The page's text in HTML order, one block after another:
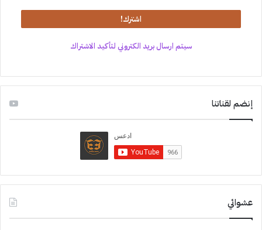
سيتم ارسال بريد الكتروني لتأكيد الاشتراك
إنضم لقناتنا
عشوائي